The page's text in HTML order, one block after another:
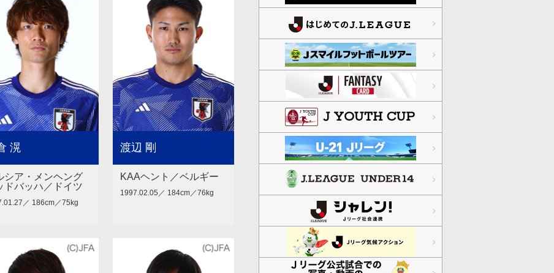
滉
シア・メンヘング
ドバッハ／ドイツ
／ 186cm／75kg
渡辺 剛
KAAヘント／ベルギー
1997.02.05／ 184cm／76kg